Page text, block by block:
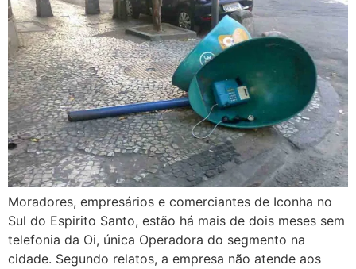
Moradores, empresários e comerciantes de Iconha no
Sul do Espirito Santo, estão há mais de dois meses sem
telefonia da Oi, única Operadora do segmento na
cidade. Segundo relatos, a empresa não atende aos